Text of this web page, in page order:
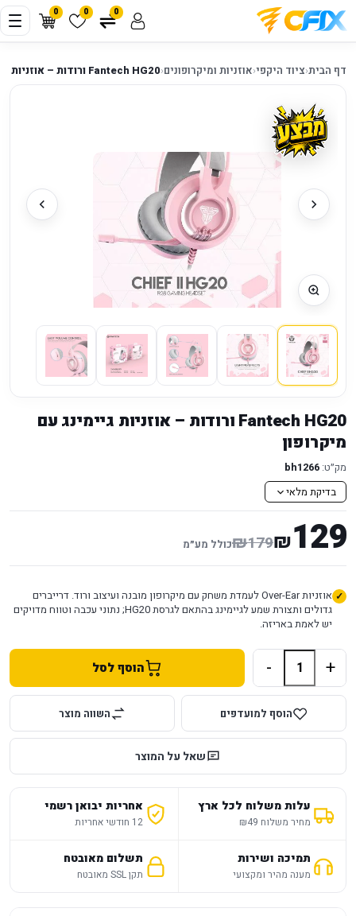
0 0 0
דף הבית‹ציוד היקפי‹אוזניות ומיקרופונים‹Fantech HG20 ורודות – אוזניות גיימינג עם מיקרופון
Fantech HG20 ורודות – אוזניות גיימינג עם
מיקרופון
מק״ט: bh1266
בדיקת מלאי
179
₪ 129
₪ כולל מע״מ
אוזניות Over-Ear לעמדת משחק עם מיקרופון מובנה ועיצוב ורוד. דרייברים
גדולים ותצורת שמע לגיימינג בהתאם לגרסת HG20; נתוני עכבה וטווח מדויקים
יש לאמת באריזה.
+
- הוסף לסל
הוסף למועדפים השווה מוצר
שאל על המוצר
עלות משלוח לכל ארץ
מחיר משלוח ₪49
אחריות יבואן רשמי
12 חודשי אחריות
תמיכה ושירות
מענה מהיר ומקצועי
תשלום מאובטח
תקן SSL מאובטח